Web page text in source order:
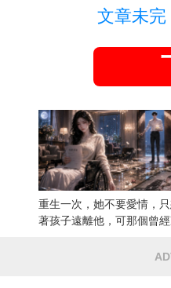
文章未
重生一次，她不要愛情，
著孩子遠離他，可那個曾經